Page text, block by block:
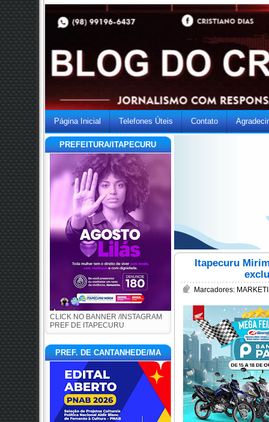
Página Inicial Telefones Úteis Contato
PREFEITURA/ITAPECURU
CLICK NO BANNER /INSTAGRAM
PREF DE ITAPECURU
PREF. DE CANTANHEDE/MA
Itapecuru
Marcadores: